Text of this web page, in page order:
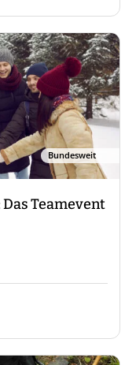
Bundesweit
Teamevent